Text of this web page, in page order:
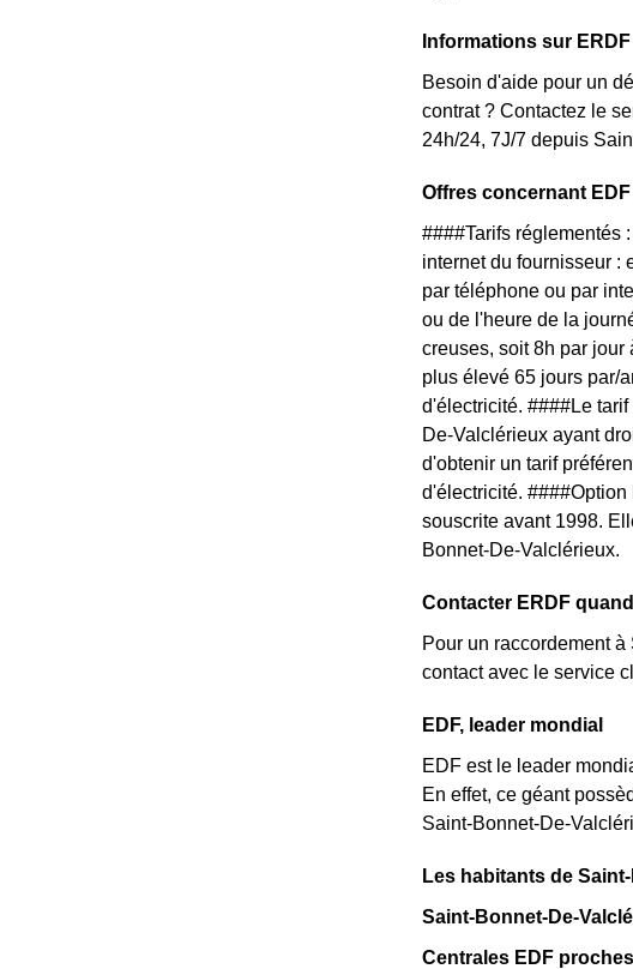
Informations sur
Besoin d'aide pour un
contrat ? Contactez le
24h/24, 7J/7 depuis
Offres concernant
####Tarifs réglementés
internet du fournisseur :
par téléphone ou par
ou de l'heure de la
creuses, soit 8h par
plus élevé 65 jours par/
d'électricité. ####Le
De-Valclérieux ayant
d'obtenir un tarif
d'électricité.
souscrite avant 1998.
Bonnet-De-Valclérieux.
Contacter ERDF
Pour un raccordement
contact avec le service
EDF, leader mondial
EDF est le leader
En effet, ce géant
Saint-Bonnet-De-
Les habitants de
Saint-Bonnet-De-
Centrales EDF